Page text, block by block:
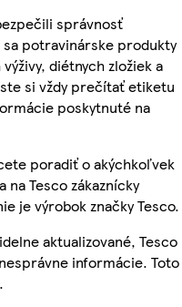
správnosť
potravinárske produkty
diétnych zložiek a
si vždy prečítať etiketu
poskytnuté na
poradiť o akýchkoľvek
Tesco zákaznícky
je výrobok značky Tesco.
aktualizované, Tesco
informácie. Toto